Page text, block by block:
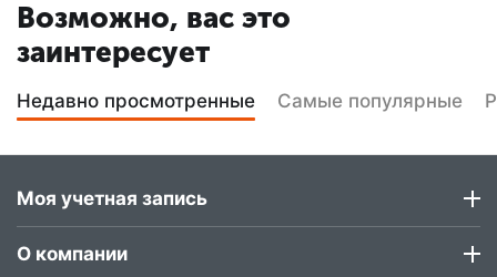
Возможно, вас это
заинтересует
Недавно просмотренные Самые популярные
Моя учетная запись
О компании